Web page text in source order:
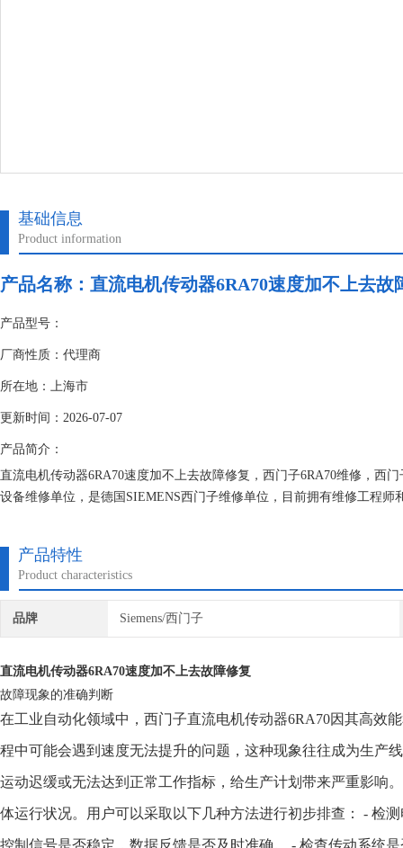
基础信息
Product information
产品名称： 直流电机传动器6RA70速度加不上去故
产品型号：
厂商性质：代理商
所在地：上海市
更新时间：2026-07-07
产品简介：
直流电机传动器6RA70速度加不上去故障修复，西门子6RA70维修，西
设备维修单位，是德国SIEMENS西门子维修单位，目前拥有维修工程
产品特性
Product characteristics
品牌 Siemens/西门子
直流电机传动器6RA70速度加不上去故障修复
故障现象的准确判断
在工业自动化领域中，西门子直流电机传动器6RA70因其高效
程中可能会遇到速度无法提升的问题，这种现象往往成为生产
运动迟缓或无法达到正常工作指标，给生产计划带来严重影响
体运行状况。用户可以采取以下几种方法进行初步排查： - 检
控制信号是否稳定，数据反馈是否及时准确。 - 检查传动系统